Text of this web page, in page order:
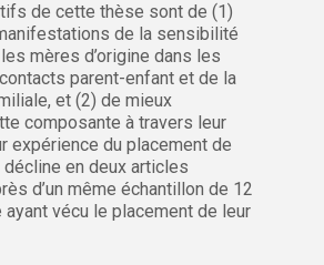
de cette thèse sont de (1)
de la sensibilité
mères d’origine dans les
parent-enfant et de la
et (2) de mieux
composante à travers leur
expérience du placement de
décline en deux articles
d’un même échantillon de 12
ayant vécu le placement de leur